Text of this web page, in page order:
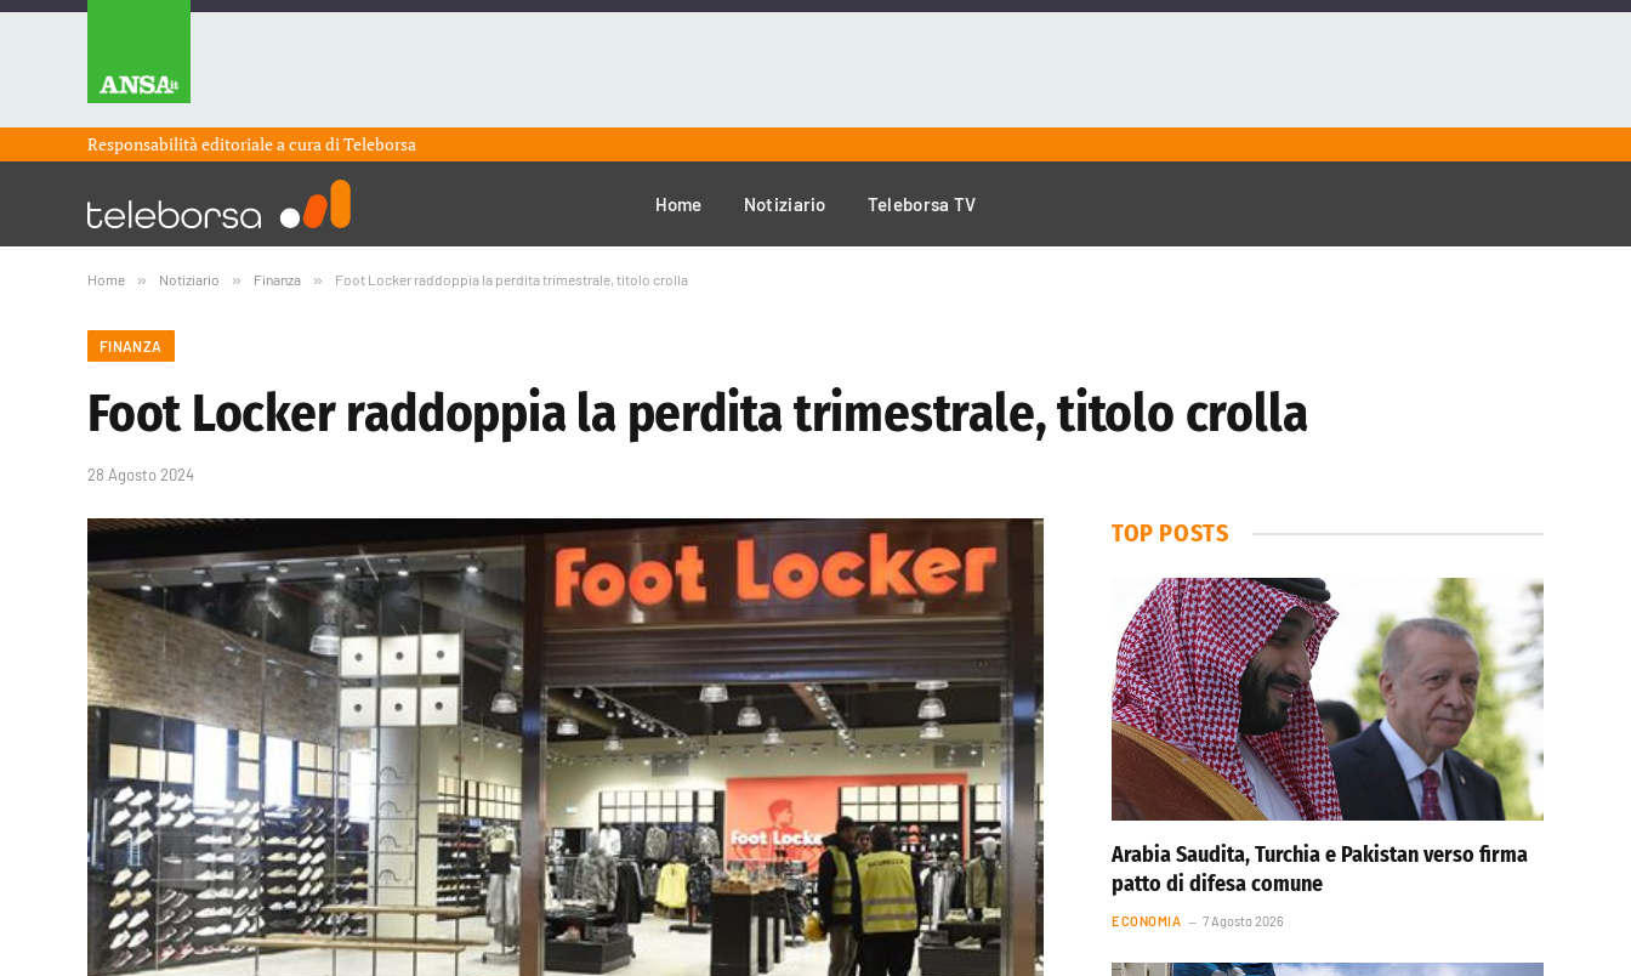
Responsabilità editoriale a cura diTeleborsa
Home Notiziario Teleborsa TV
Home » Notiziario » Finanza » Foot Locker raddoppia la perdita trimestrale, titolo crolla
FINANZA
Foot Locker raddoppia la perdita trimestrale, titolo crolla
28 Agosto 2024
TOP POSTS
Arabia Saudita, Turchia e Pakistan verso firma
patto di difesa comune
ECONOMIA 7 Agosto 2026